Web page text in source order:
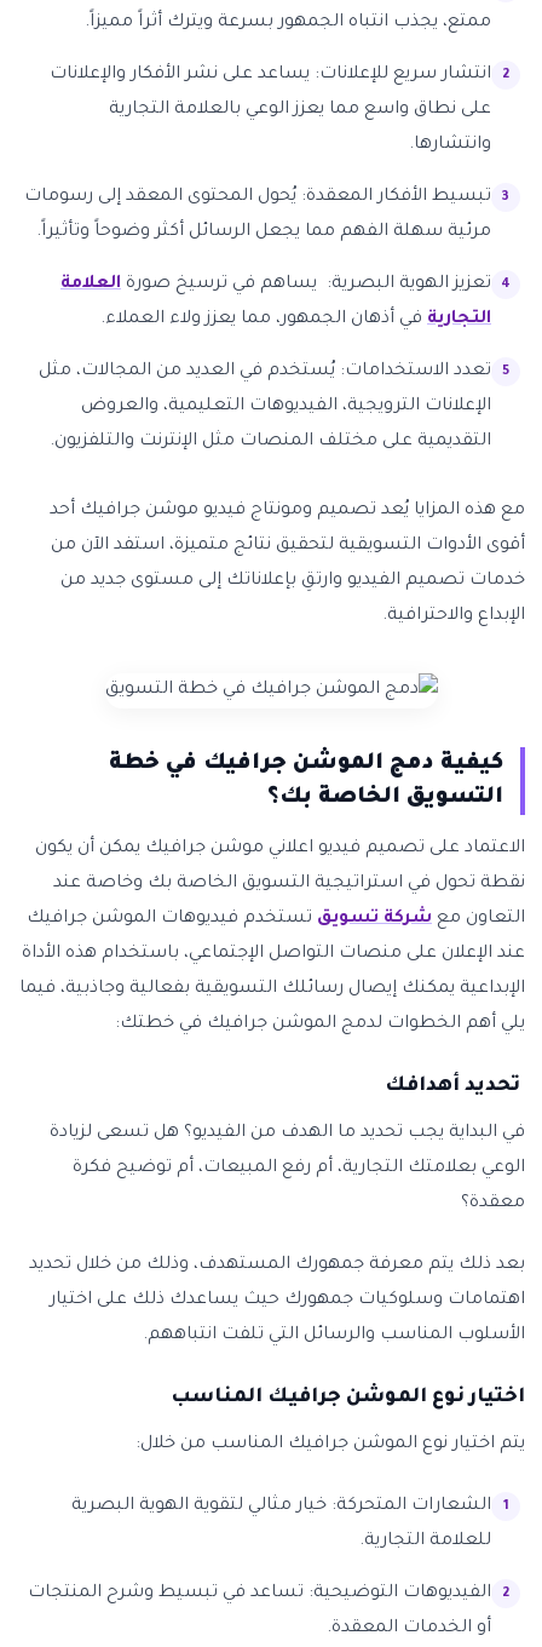
ممتع، يجذب انتباه الجمهور بسرعة ويترك أثراً مميزاً.
انتشار سريع للإعلانات: يساعد على نشر الأفكار والإعلانات
على نطاق واسع مما يعزز الوعي بالعلامة التجارية
وانتشارها.
تبسيط الأفكار المعقدة: يُحول المحتوى المعقد إلى رسومات
مرئية سهلة الفهم مما يجعل الرسائل أكثر وضوحاً وتأثيراً.
تعزيز الهوية البصرية: يساهم في ترسيخ صورة العلامة
التجارية في أذهان الجمهور، مما يعزز ولاء العملاء.
تعدد الاستخدامات: يُستخدم في العديد من المجالات، مثل
الإعلانات الترويجية، الفيديوهات التعليمية، والعروض
التقديمية على مختلف المنصات مثل الإنترنت والتلفزيون.
مع هذه المزايا يُعد تصميم ومونتاج فيديو موشن جرافيك أحد
أقوى الأدوات التسويقية لتحقيق نتائج متميزة، استفد الآن من
خدمات تصميم الفيديو وارتقِ بإعلاناتك إلى مستوى جديد من
الإبداع والاحترافية.
كيفية دمج الموشن جرافيك في خطة
التسويق الخاصة بك؟
الاعتماد على تصميم فيديو اعلاني موشن جرافيك يمكن أن يكون
نقطة تحول في استراتيجية التسويق الخاصة بك وخاصة عند
التعاون مع شركة تسويق تستخدم فيديوهات الموشن جرافيك
عند الإعلان على منصات التواصل الإجتماعي، باستخدام هذه الأداة
الإبداعية يمكنك إيصال رسائلك التسويقية بفعالية وجاذبية، فيما
يلي أهم الخطوات لدمج الموشن جرافيك في خطتك:
تحديد أهدافك
في البداية يجب تحديد ما الهدف من الفيديو؟ هل تسعى لزيادة
الوعي بعلامتك التجارية، أم رفع المبيعات، أم توضيح فكرة
معقدة؟
بعد ذلك يتم معرفة جمهورك المستهدف، وذلك من خلال تحديد
اهتمامات وسلوكيات جمهورك حيث يساعدك ذلك على اختيار
الأسلوب المناسب والرسائل التي تلفت انتباههم.
اختيار نوع الموشن جرافيك المناسب
يتم اختيار نوع الموشن جرافيك المناسب من خلال:
الشعارات المتحركة: خيار مثالي لتقوية الهوية البصرية
للعلامة التجارية.
الفيديوهات التوضيحية: تساعد في تبسيط وشرح المنتجات
أو الخدمات المعقدة.